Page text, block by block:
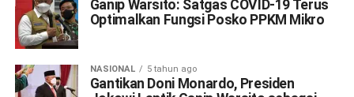
Ganip Warsito: Satgas COVID-19 Terus
Optimalkan Fungsi Posko PPKM Mikro
NASIONAL 5 tahun ago
Gantikan Doni Monardo, Presiden